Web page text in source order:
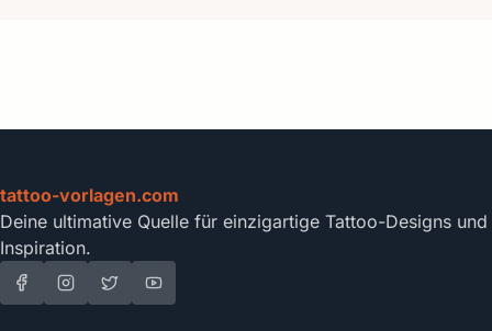
tattoo-vorlagen.com
Deine ultimative Quelle für einzigartige Tattoo-Designs und
Inspiration.